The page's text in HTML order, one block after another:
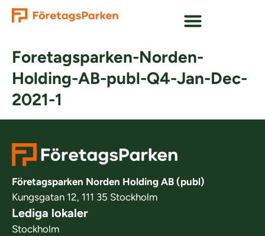
Foretagsparken-Norden-
Holding-AB-publ-Q4-Jan-Dec-
2021-1
Företagsparken Norden Holding AB (publ)
Kungsgatan 12, 111 35 Stockholm
Lediga lokaler
Stockholm